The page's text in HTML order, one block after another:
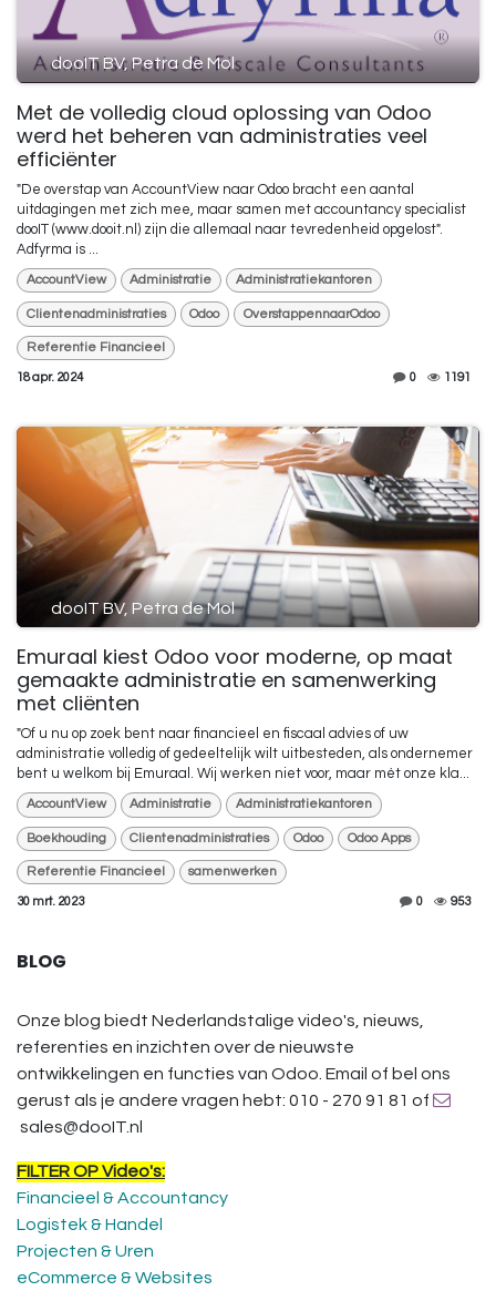
dooIT BV, Petra de Mol
Met de volledig cloud oplossing van Odoo
werd het beheren van administraties veel
efficiënter
"De overstap van AccountView naar Odoo bracht een aantal
uitdagingen met zich mee, maar samen met accountancy specialist
dooIT (www.dooit.nl) zijn die allemaal naar tevredenheid opgelost".
Adfyrma is ...
AccountView Administratie Administratiekantoren
Clientenadministraties Odoo OverstappennaarOdoo
Referentie Financieel
18 apr. 2024 0 1191
dooIT BV, Petra de Mol
Emuraal kiest Odoo voor moderne, op maat
gemaakte administratie en samenwerking
met cliënten
"Of u nu op zoek bent naar financieel en fiscaal advies of uw
administratie volledig of gedeeltelijk wilt uitbesteden, als ondernemer
bent u welkom bij Emuraal. Wij werken niet voor, maar mét onze kla...
AccountView Administratie Administratiekantoren
Boekhouding Clientenadministraties Odoo Odoo Apps
Referentie Financieel samenwerken
30 mrt. 2023 0 953
BLOG
Onze blog biedt Nederlandstalige video's, nieuws,
referenties en inzichten over de nieuwste
ontwikkelingen en functies van Odoo. Email of bel ons
gerust als je andere vragen hebt: 010 - 270 91 81 of
sales@dooIT.nl
FILTER OP Video's:
Financieel & Accountancy
Logistek & Handel
Projecten & Uren
eCommerce & Websites